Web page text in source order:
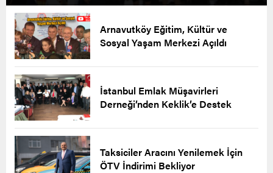
Arnavutköy Eğitim, Kültür ve
Sosyal Yaşam Merkezi Açıldı
İstanbul Emlak Müşavirleri
Derneği’nden Keklik’e Destek
Taksiciler Aracını Yenilemek İçin
ÖTV İndirimi Bekliyor